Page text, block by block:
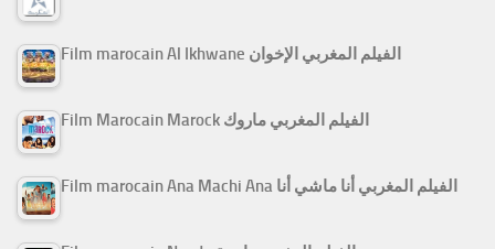
Film marocain Al Ikhwane الفيلم المغربي الإخوان
Film Marocain Marock الفيلم المغربي ماروك
Film marocain Ana Machi Ana الفيلم المغربي أنا ماشي أنا